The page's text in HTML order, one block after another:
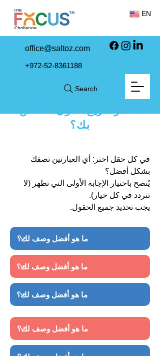
office@saltoz.com
+972-52-8361188
Search
EN
ما هو مزيج اللون الخاص
بك؟
في كل حقل اختر: أي العبارتين تصفك
بشكل أفضل؟
يُنصح باختيار الإجابة الأولى التي تظهر (لا
تتردد في كل خيار).
يجب تحديد جميع الحقول.